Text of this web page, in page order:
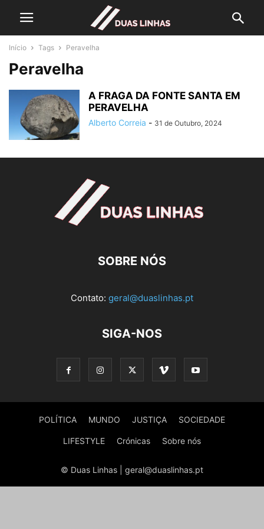
Início Tags Peravelha
Peravelha
A FRAGA DA FONTE SANTA EM
PERAVELHA
Alberto Correia - 31 de Outubro, 2024
SOBRE NÓS
Contato: geral@duaslinhas.pt
SIGA-NOS
POLÍTICA MUNDO JUSTIÇA SOCIEDADE
LIFESTYLE Crónicas Sobre nós
© Duas Linhas | geral@duaslinhas.pt